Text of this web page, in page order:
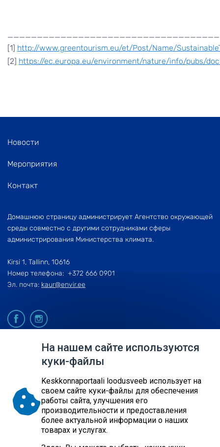
[1] http://www.greentourism.eu/et/Post/Name/
[2] https://ec.europa.eu/environment/nature/info/pubs/
Новости
Мероприятия
Контакт
KESKKONNAAGENTUUR
REQUEST QUERY
Домашнюю страницу администрирует Агентство окружающей
среды совместно с другими сотрудниками сферы
администрирования Министерства климата.
Kirsi 1, Tallinn, 10616
Номер телефона: +372 666 0901
Эл. почта: kaur@envir.ee
На нашем сайте используются
куки-файлы
Keskkonnaportaali loodusveeb использует на
своем сайте куки-файлы для обеспечения
работы сайта, улучшения его
производительности и предоставления
более актуальной информации о наших
товарах и услугах.